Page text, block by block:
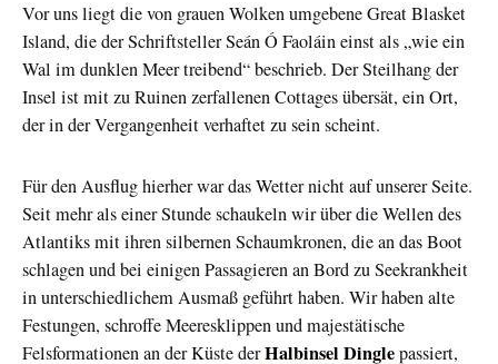
Vor uns liegt die von grauen Wolken umgebene Great Blasket
Island, die der Schriftsteller Seán Ó Faoláin einst als „wie ein
Wal im dunklen Meer treibend“ beschrieb. Der Steilhang der
Insel ist mit zu Ruinen zerfallenen Cottages übersät, ein Ort,
der in der Vergangenheit verhaftet zu sein scheint.
Für den Ausflug hierher war das Wetter nicht auf unserer Seite.
Seit mehr als einer Stunde schaukeln wir über die Wellen des
Atlantiks mit ihren silbernen Schaumkronen, die an das Boot
schlagen und bei einigen Passagieren an Bord zu Seekrankheit
in unterschiedlichem Ausmaß geführt haben. Wir haben alte
Festungen, schroffe Meeresklippen und majestätische
Felsformationen an der Küste derHalbinsel Dinglepassiert,